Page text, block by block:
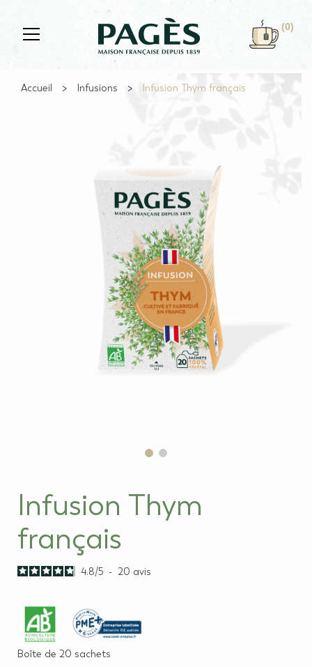
Accueil Infusions Infusion Thym français
Infusion Thym
français
4.8/5 - 20 avis
Boîte de 20 sachets
(0)